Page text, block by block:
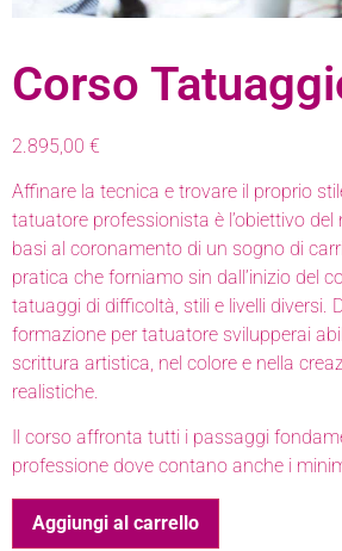
Corso
2.895,00 €
Affinare la tecnica e trovare il proprio
tatuatore professionista è l’obiettivo
basi al coronamento di un sogno di
pratica che forniamo sin dall’inizio del
tatuaggi di difficoltà, stili e livelli diversi.
formazione per tatuatore svilupperai
scrittura artistica, nel colore e nella
realistiche.
Il corso affronta tutti i passaggi
professione dove contano anche i
Aggiungi al carrello